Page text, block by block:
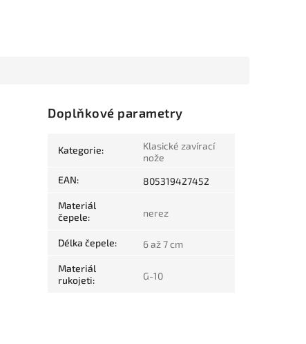
Doplňkové parametry
Kategorie:
Klasické zavírací
nože
EAN: 805319427452
Materiál
čepele: nerez
Délka čepele: 6 až 7 cm
Materiál
rukojeti: G-10